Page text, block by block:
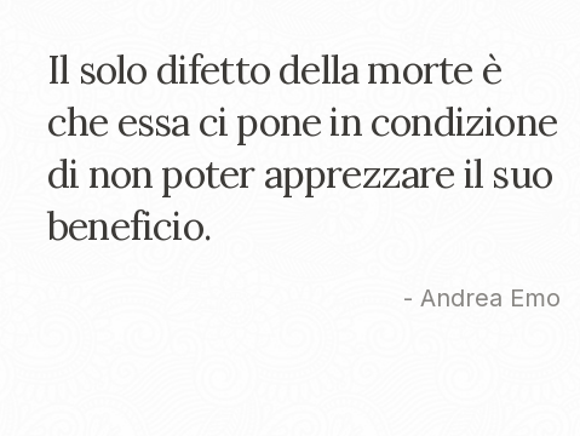
Il solo difetto della morte è
che essa ci pone in condizione
di non poter apprezzare il suo
beneficio.
- Andrea Emo